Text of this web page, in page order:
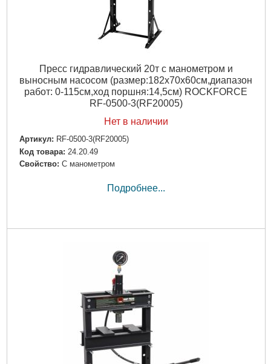
Пресс гидравлический 20т с манометром и
выносным насосом (размер:182x70x60см,диапазон
работ: 0-115см,ход поршня:14,5см) ROCKFORCE
RF-0500-3(RF20005)
Нет в наличии
Артикул: RF-0500-3(RF20005)
Код товара: 24.20.49
Свойство: С манометром
Подробнее...